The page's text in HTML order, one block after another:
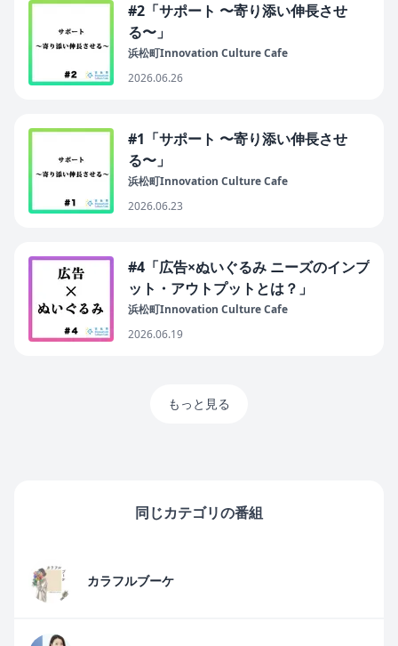
#2「サポート 〜寄り添い伸長させ
る〜」
浜松町Innovation Culture Cafe
2026.06.26
#1「サポート 〜寄り添い伸長させ
る〜」
浜松町Innovation Culture Cafe
2026.06.23
#4「広告×ぬいぐるみ ニーズのインプ
ット・アウトプットとは？」
浜松町Innovation Culture Cafe
2026.06.19
もっと見る
同じカテゴリの番組
カラフルブーケ